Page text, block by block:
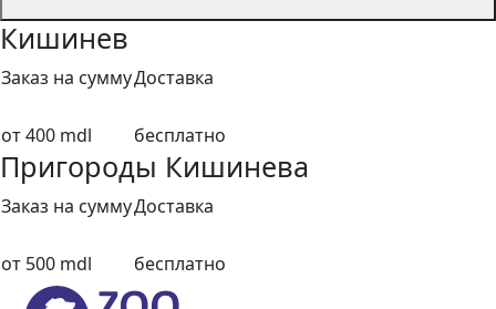
Кишинев
Заказ на суммуДоставка
от 400 mdl бесплатно
Пригороды Кишинева
Заказ на суммуДоставка
от 500 mdl бесплатно